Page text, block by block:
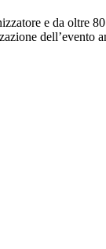
e da oltre